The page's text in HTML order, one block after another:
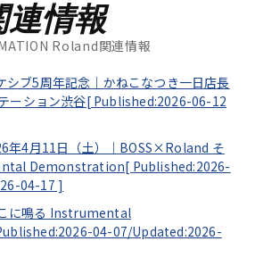
連情報
Roland関連情報
シブ5周年記念｜かねこなつき一日店長
ーション渋谷[ Published:2026-06-12
年4月11日（土）｜BOSS×Roland そ
Demonstration[ Published:2026-
04-17 ]
に鳴る Instrumental
04-07/Updated:2026-